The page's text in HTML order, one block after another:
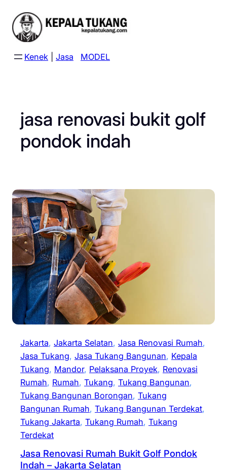
content
Kenek Jasa MODEL
jasa renovasi bukit golf
pondok indah
Jakarta, Jakarta Selatan, Jasa Renovasi Rumah
Jasa Tukang, Jasa Tukang Bangunan, Kepala
Tukang, Mandor, Pelaksana Proyek, Renovasi
Rumah, Rumah, Tukang, Tukang Bangunan
Tukang Bangunan Borongan, Tukang
Bangunan Rumah, Tukang Bangunan Terdekat
Tukang Jakarta, Tukang Rumah, Tukang
Terdekat
Jasa Renovasi Rumah Bukit Golf Pondok
Indah – Jakarta Selatan